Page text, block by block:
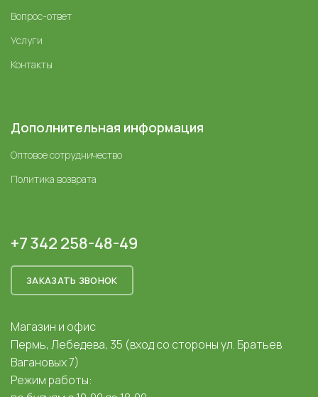
Вопрос-ответ
Услуги
Контакты
Дополнительная информация
Оптовое сотрудничество
Политика возврата
+7 342 258-48-49
ЗАКАЗАТЬ ЗВОНОК
Магазин и офис
Пермь, Лебедева, 35 (вход со стороны ул. Братьев
Вагановых 7)
Режим работы: